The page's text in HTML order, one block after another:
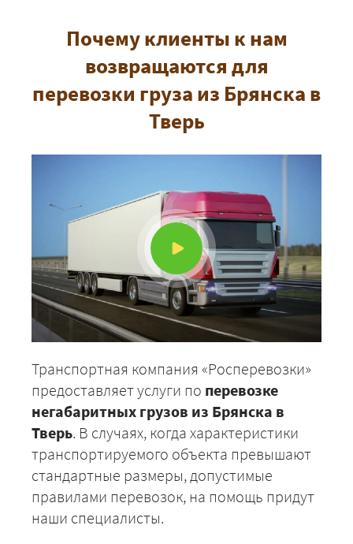
Почему клиенты к нам
возвращаются для
перевозки груза из Брянска в
Тверь
Транспортная компания «Росперевозки»
предоставляет услуги по перевозке
негабаритных грузов из Брянска в
Тверь. В случаях, когда характеристики
транспортируемого объекта превышают
стандартные размеры, допустимые
правилами перевозок, на помощь придут
наши специалисты.